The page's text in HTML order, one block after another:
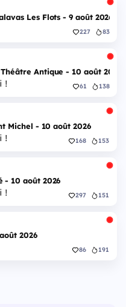
Les Flots - 9 août 2026
227 83
Antique - 10 août 2026
! 61 138
Michel - 10 août 2026
! 168 153
- 10 août 2026
! 297 151
2026
86 191